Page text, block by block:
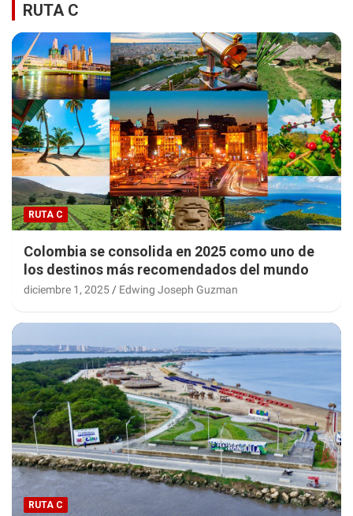
RUTA C
RUTA C
Colombia se consolida en 2025 como uno de
los destinos más recomendados del mundo
diciembre 1, 2025 Edwing Joseph Guzman
RUTA C